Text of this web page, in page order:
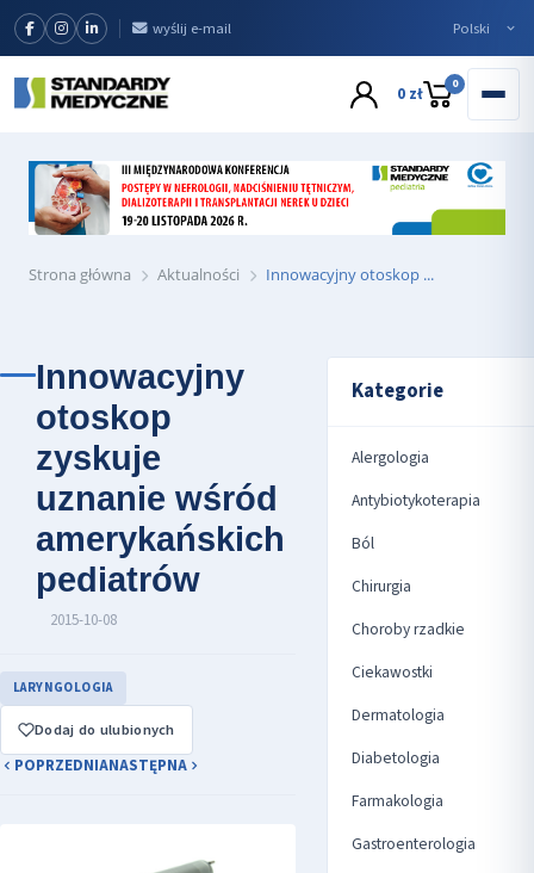
wyślij e-mail
0 zł 0
Strona główna Aktualności Innowacyjny otoskop ...
Innowacyjny
otoskop
zyskuje
uznanie wśród
amerykańskich
pediatrów
2015-10-08
LARYNGOLOGIA
Dodaj do ulubionych
POPRZEDNIANASTĘPNA
Kategorie
Alergologia
Antybiotykoterapia
Ból
Chirurgia
Choroby rzadkie
Ciekawostki
Dermatologia
Diabetologia
Farmakologia
Gastroenterologia